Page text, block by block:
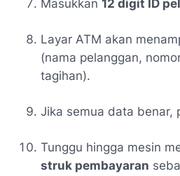
Masukkan 12 digit ID
Layar ATM akan
(nama pelanggan,
tagihan).
Jika semua data benar,
Tunggu hingga mesin
struk pembayaran